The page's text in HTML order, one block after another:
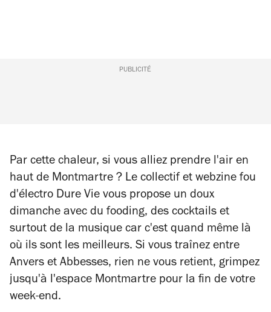
PUBLICITÉ
Par cette chaleur, si vous alliez prendre l'air en
haut de Montmartre ? Le collectif et webzine fou
d'électro Dure Vie vous propose un doux
dimanche avec du fooding, des cocktails et
surtout de la musique car c'est quand même là
où ils sont les meilleurs. Si vous traînez entre
Anvers et Abbesses, rien ne vous retient, grimpez
jusqu'à l'espace Montmartre pour la fin de votre
week-end.